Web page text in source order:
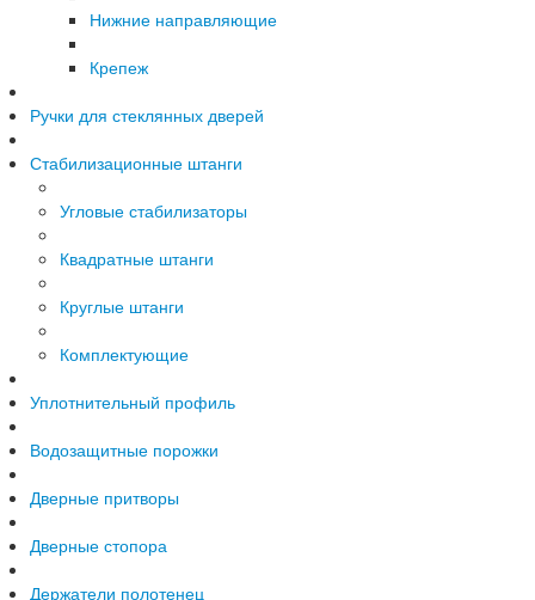
Нижние направляющие
Крепеж
Ручки для стеклянных дверей
Стабилизационные штанги
Угловые стабилизаторы
Квадратные штанги
Круглые штанги
Комплектующие
Уплотнительный профиль
Водозащитные порожки
Дверные притворы
Дверные стопора
Держатели полотенец